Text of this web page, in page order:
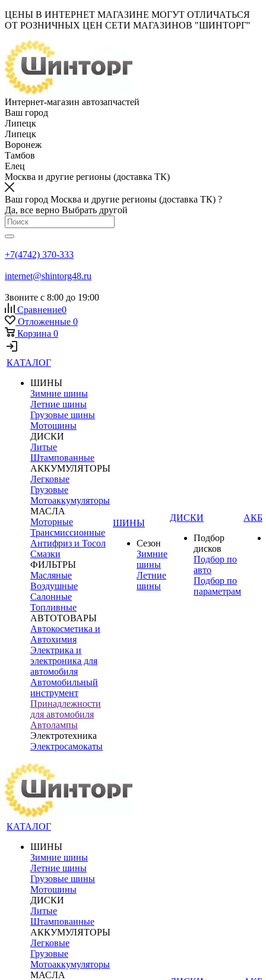
ЦЕНЫ В ИНТЕРНЕТ МАГАЗИНЕ МОГУТ ОТЛИЧАТЬСЯ
ОТ РОЗНИЧНЫХ ЦЕН СЕТИ МАГАЗИНОВ "ШИНТОРГ"
Интернет-магазин автозапчастей
Ваш город
Липецк
Липецк
Воронеж
Тамбов
Елец
Москва и другие регионы (доставка ТК)
Ваш город Москва и другие регионы (доставка ТК) ?
Да, все верно Выбрать другой
+7(4742) 370-333
internet@shintorg48.ru
Звоните с 8:00 до 19:00
Сравнение0
Отложенные 0
Корзина 0
КАТАЛОГ
ШИНЫ
Зимние шины
Летние шины
Грузовые шины
Мотошины
ДИСКИ
Литые
Штампованные
АККУМУЛЯТОРЫ
Легковые
Грузовые
Мотоаккумуляторы
МАСЛА
Моторные
Трансмиссионные
Антифриз и Тосол
Смазки
ФИЛЬТРЫ
Масляные
Воздушные
Салонные
Топливные
АВТОТОВАРЫ
Автокосметика и
Автохимия
Электрика и
электроника для
автомобиля
Автомобильный
инструмент
Принадлежности
для автомобиля
Автолампы
Электротехника
Электросамокаты
ШИНЫ
Сезон
Зимние
шины
Летние
шины
ДИСКИ
Подбор
дисков
Подбор по
авто
Подбор по
параметрам
АКБ
КАТАЛОГ
ШИНЫ
Зимние шины
Летние шины
Грузовые шины
Мотошины
ДИСКИ
Литые
Штампованные
АККУМУЛЯТОРЫ
Легковые
Грузовые
Мотоаккумуляторы
МАСЛА